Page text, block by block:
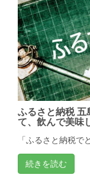
ふるさと納税 五
て、飲んで美味
「ふるさと納税で
続きを読む